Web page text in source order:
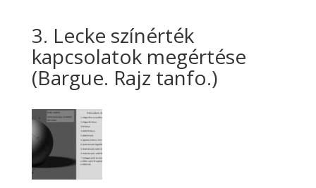
3. Lecke színérték
kapcsolatok megértése
(Bargue. Rajz tanfo.)